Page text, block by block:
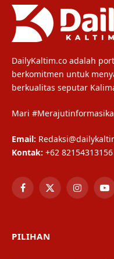
DailyKaltim.co adalah
berkomitmen untuk
berkualitas seputar
Mari
Email:
Kontak: +62 82154313156
Facebook
X
PILIHAN